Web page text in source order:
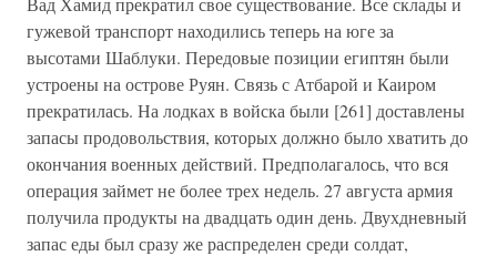
гужевой транспорт находились теперь на юге за
высотами Шаблуки. Передовые позиции египтян были
устроены на острове Руян. Связь с Атбарой и Каиром
прекратилась. На лодках в войска были [261] доставлены
запасы продовольствия, которых должно было хватить до
окончания военных действий. Предполагалось, что вся
операция займет не более трех недель. 27 августа армия
получила продукты на двадцать один день. Двухдневный
запас еды был сразу же распределен среди солдат,